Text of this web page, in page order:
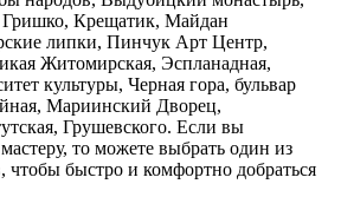
Гришко, Крещатик, Майдан
липки, Пинчук Арт Центр,
Житомирская, Эспланадная,
культуры, Черная гора, бульвар
Мариинский Дворец,
Грушевского. Если вы
то можете выбрать один из
чтобы быстро и комфортно добраться